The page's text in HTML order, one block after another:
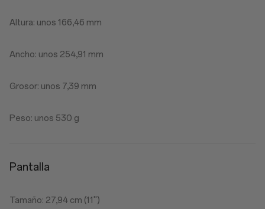
Altura: unos 166,46 mm
Ancho: unos 254,91 mm
Grosor: unos 7,39 mm
Peso: unos 530 g
Pantalla
Tamaño: 27,94 cm (11'')